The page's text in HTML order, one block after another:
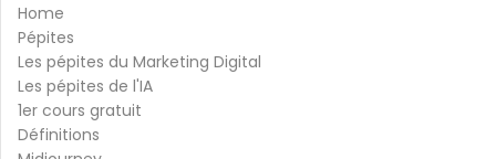
Home
Pépites
Les pépites du Marketing Digital
Les pépites de l'IA
1er cours gratuit
Définitions